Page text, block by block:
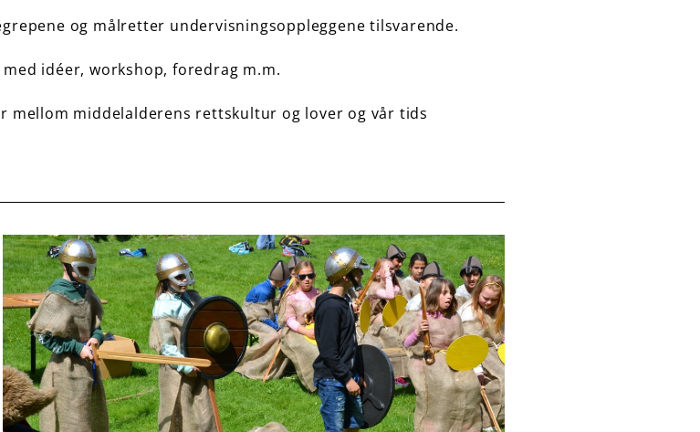
og målretter undervisningsoppleggene tilsvarende.
idéer, workshop, foredrag m.m.
mellom middelalderens rettskultur og lover og vår tids